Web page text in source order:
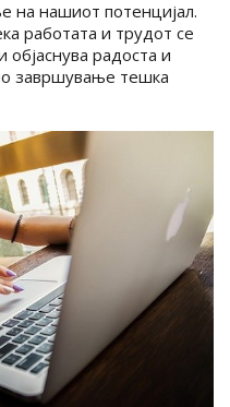
на нашиот потенцијал.
работата и трудот се
објаснува радоста и
завршување тешка